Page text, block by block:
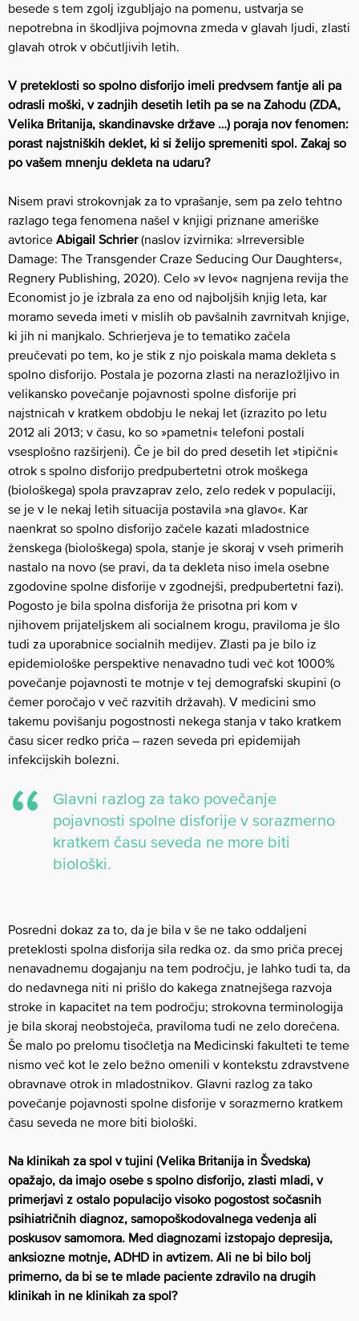
besede s tem zgolj izgubljajo na pomenu, ustvarja se
nepotrebna in škodljiva pojmovna zmeda v glavah ljudi, zlasti
glavah otrok v občutljivih letih.
V preteklosti so spolno disforijo imeli predvsem fantje ali pa
odrasli moški, v zadnjih desetih letih pa se na Zahodu (ZDA,
Velika Britanija, skandinavske države …) poraja nov fenomen:
porast najstniških deklet, ki si želijo spremeniti spol. Zakaj so
po vašem mnenju dekleta na udaru?
Nisem pravi strokovnjak za to vprašanje, sem pa zelo tehtno
razlago tega fenomena našel v knjigi priznane ameriške
avtorice Abigail Schrier(naslov izvirnika: »Irreversible
Damage: The Transgender Craze Seducing Our Daughters«,
Regnery Publishing, 2020). Celo »v levo« nagnjena revija the
Economist jo je izbrala za eno od najboljših knjig leta, kar
moramo seveda imeti v mislih ob pavšalnih zavrnitvah knjige,
ki jih ni manjkalo. Schrierjeva je to tematiko začela
preučevati po tem, ko je stik z njo poiskala mama dekleta s
spolno disforijo. Postala je pozorna zlasti na nerazložljivo in
velikansko povečanje pojavnosti spolne disforije pri
najstnicah v kratkem obdobju le nekaj let (izrazito po letu
2012 ali 2013; v času, ko so »pametni« telefoni postali
vsesplošno razširjeni). Če je bil do pred desetih let »tipični«
otrok s spolno disforijo predpubertetni otrok moškega
(biološkega) spola pravzaprav zelo, zelo redek v populaciji,
se je v le nekaj letih situacija postavila »na glavo«. Kar
naenkrat so spolno disforijo začele kazati mladostnice
ženskega (biološkega) spola, stanje je skoraj v vseh primerih
nastalo na novo (se pravi, da ta dekleta niso imela osebne
zgodovine spolne disforije v zgodnejši, predpubertetni fazi).
Pogosto je bila spolna disforija že prisotna pri kom v
njihovem prijateljskem ali socialnem krogu, praviloma je šlo
tudi za uporabnice socialnih medijev. Zlasti pa je bilo iz
epidemiološke perspektive nenavadno tudi več kot 1000%
povečanje pojavnosti te motnje v tej demografski skupini (o
čemer poročajo v več razvitih državah). V medicini smo
takemu povišanju pogostnosti nekega stanja v tako kratkem
času sicer redko priča – razen seveda pri epidemijah
infekcijskih bolezni.
Glavni razlog za tako povečanje
pojavnosti spolne disforije v sorazmerno
kratkem času seveda ne more biti
biološki.
Posredni dokaz za to, da je bila v še ne tako oddaljeni
preteklosti spolna disforija sila redka oz. da smo priča precej
nenavadnemu dogajanju na tem področju, je lahko tudi ta, da
do nedavnega niti ni prišlo do kakega znatnejšega razvoja
stroke in kapacitet na tem področju; strokovna terminologija
je bila skoraj neobstoječa, praviloma tudi ne zelo dorečena.
Še malo po prelomu tisočletja na Medicinski fakulteti te teme
nismo več kot le zelo bežno omenili v kontekstu zdravstvene
obravnave otrok in mladostnikov. Glavni razlog za tako
povečanje pojavnosti spolne disforije v sorazmerno kratkem
času seveda ne more biti biološki.
Na klinikah za spol v tujini (Velika Britanija in Švedska)
opažajo, da imajo osebe s spolno disforijo, zlasti mladi, v
primerjavi z ostalo populacijo visoko pogostost sočasnih
psihiatričnih diagnoz, samopoškodovalnega vedenja ali
poskusov samomora. Med diagnozami izstopajo depresija,
anksiozne motnje, ADHD in avtizem. Ali ne bi bilo bolj
primerno, da bi se te mlade paciente zdravilo na drugih
klinikah in ne klinikah za spol?